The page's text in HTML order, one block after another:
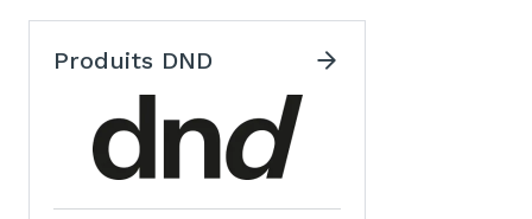
Produits DND